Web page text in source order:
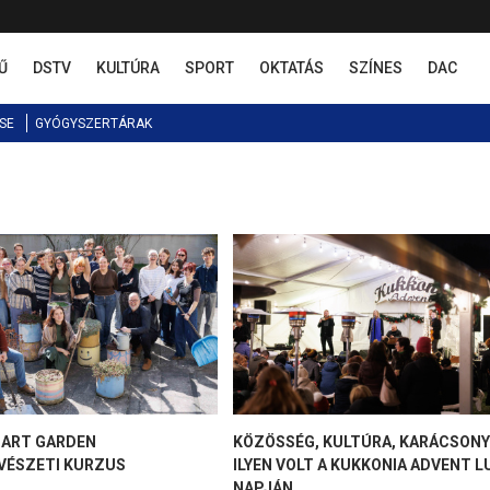
DSTV KULTÚRA SPORT OKTATÁS SZÍNES DAC
GYÓGYSZERTÁRAK
GARDEN
KURZUS
KÖZÖSSÉG, KULTÚRA,
ILYEN VOLT A KUKKONIA ADVENT